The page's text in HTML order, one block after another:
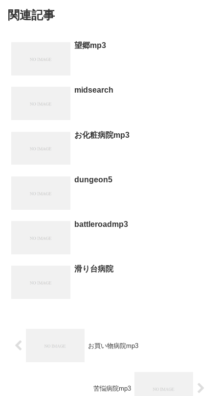
関連記事
望郷mp3
midsearch
お化粧病院mp3
dungeon5
battleroadmp3
滑り台病院
お買い物病院mp3
苦悩病院mp3